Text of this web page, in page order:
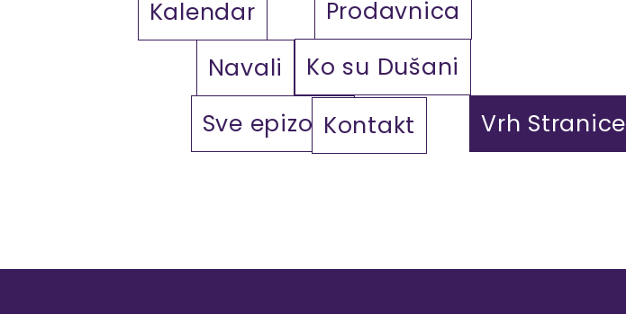
Kalendar
Prodavnica
Navali
Ko su Dušani
Sve epizodeKontakt Vrh Stranice